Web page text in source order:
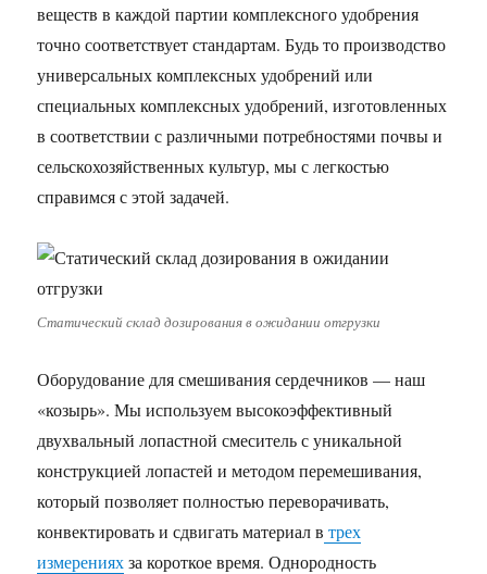
веществ в каждой партии комплексного удобрения
точно соответствует стандартам. Будь то производство
универсальных комплексных удобрений или
специальных комплексных удобрений, изготовленных
в соответствии с различными потребностями почвы и
сельскохозяйственных культур, мы с легкостью
справимся с этой задачей.
Статический склад дозирования в ожидании отгрузки
Оборудование для смешивания сердечников — наш
«козырь». Мы используем высокоэффективный
двухвальный лопастной смеситель с уникальной
конструкцией лопастей и методом перемешивания,
который позволяет полностью переворачивать,
конвектировать и сдвигать материал в трех
измеренияхза короткое время. Однородность